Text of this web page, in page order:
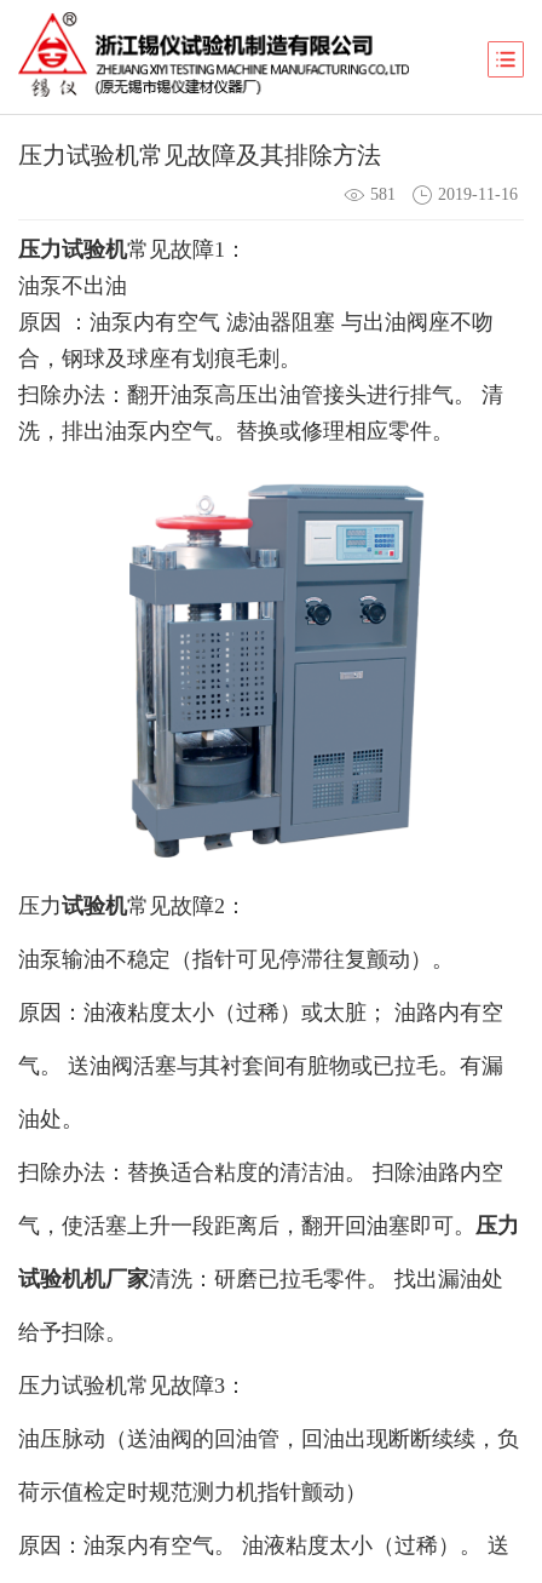
压力试验机常见故障及其排除方法
581 2019-11-16
压力试验机常见故障1：
油泵不出油
原因 ：油泵内有空气 滤油器阻塞 与出油阀座不吻
合，钢球及球座有划痕毛刺。
扫除办法：翻开油泵高压出油管接头进行排气。 清
洗，排出油泵内空气。替换或修理相应零件。
压力试验机常见故障2：
油泵输油不稳定（指针可见停滞往复颤动）。
原因：油液粘度太小（过稀）或太脏； 油路内有空
气。 送油阀活塞与其衬套间有脏物或已拉毛。有漏
油处。
扫除办法：替换适合粘度的清洁油。 扫除油路内空
气，使活塞上升一段距离后，翻开回油塞即可。 压力
试验机机厂家清洗：研磨已拉毛零件。 找出漏油处
给予扫除。
压力试验机常见故障3：
油压脉动（送油阀的回油管，回油出现断断续续，负
荷示值检定时规范测力机指针颤动）
原因：油泵内有空气。 油液粘度太小（过稀）。 送